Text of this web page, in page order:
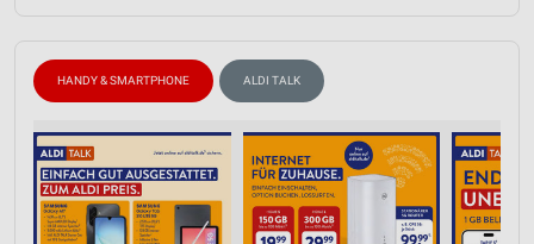
HANDY & SMARTPHONE ALDI TALK